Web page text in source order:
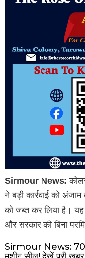
Sirmour News:
ने बड़ी कार्रवाई को
को जब्त कर लिया है। यह
और सरकार की बिना
Sirmour News: 70
मशीन सील! देखें पूरी ख़बर